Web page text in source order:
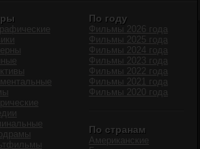
По году
Фильмы 2026 года
Фильмы 2025 года
Фильмы 2024 года
Фильмы 2023 года
Фильмы 2022 года
Фильмы 2021 года
Фильмы 2020 года
По странам
Американские